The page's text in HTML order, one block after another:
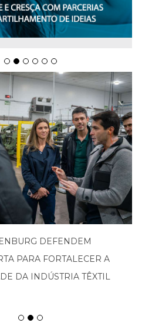
DEFENDEM
PARA FORTALECER A
DA INDÚSTRIA TÊXTIL